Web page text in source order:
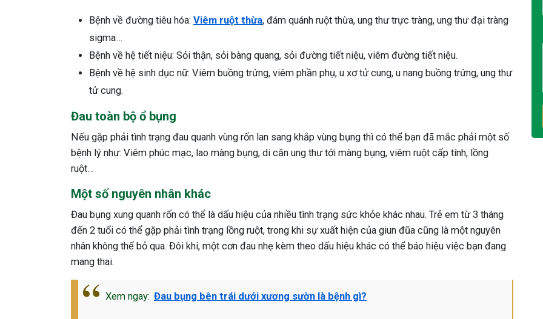
Bệnh về đường tiêu hóa: Viêm ruột thừa, đám quánh ruột thừa, ung thư trực tràng, ung thư đại tràng
sigma…
Bệnh về hệ tiết niệu: Sỏi thận, sỏi bàng quang, sỏi đường tiết niệu, viêm đường tiết niệu.
Bệnh về hệ sinh dục nữ: Viêm buồng trứng, viêm phần phụ, u xơ tử cung, u nang buồng trứng, ung thư
tử cung.
Đau toàn bộ ổ bụng
Nếu gặp phải tình trạng đau quanh vùng rốn lan sang khắp vùng bụng thì có thể bạn đã mắc phải một số
bệnh lý như: Viêm phúc mạc, lao màng bụng, di căn ung thư tới màng bụng, viêm ruột cấp tính, lồng
ruột…
Một số nguyên nhân khác
Đau bụng xung quanh rốn có thể là dấu hiệu của nhiều tình trạng sức khỏe khác nhau. Trẻ em từ 3 tháng
đến 2 tuổi có thể gặp phải tình trạng lồng ruột, trong khi sự xuất hiện của giun đũa cũng là một nguyên
nhân không thể bỏ qua. Đôi khi, một cơn đau nhẹ kèm theo dấu hiệu khác có thể báo hiệu việc bạn đang
mang thai.
Xem ngay: Đau bụng bên trái dưới xương sườn là bệnh gì?